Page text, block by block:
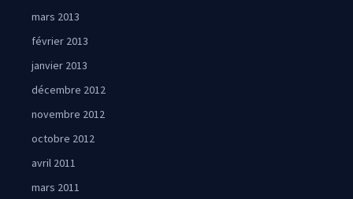
mars 2013
février 2013
janvier 2013
décembre 2012
novembre 2012
octobre 2012
avril 2011
mars 2011